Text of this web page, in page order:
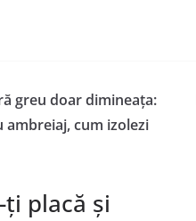
greu doar dimineața:
ambreiaj, cum izolezi
ți placă și